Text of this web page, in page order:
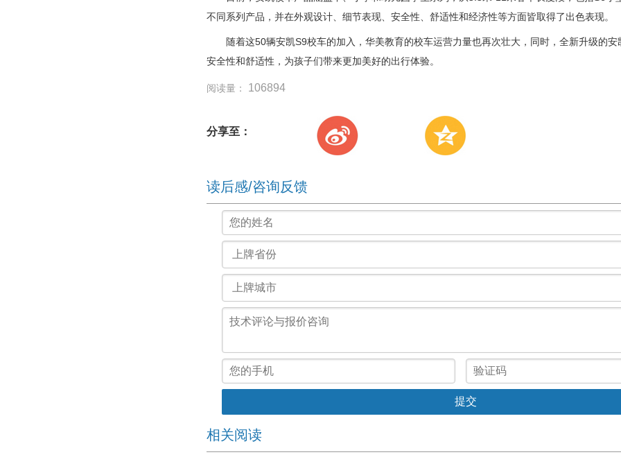
不同系列产品，并在外观设计、细节表现、安全性、舒适性和经济性等方面皆取得了出色表现。
随着这50辆安凯S9校车的加入，华美教育的校车运营力量也再次壮大，同时，全新升级的安
安全性和舒适性，为孩子们带来更加美好的出行体验。
阅读量： 106894
分享至：
读后感/咨询反馈
相关阅读